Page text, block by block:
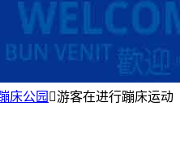
床公园 游客在进行蹦床运动